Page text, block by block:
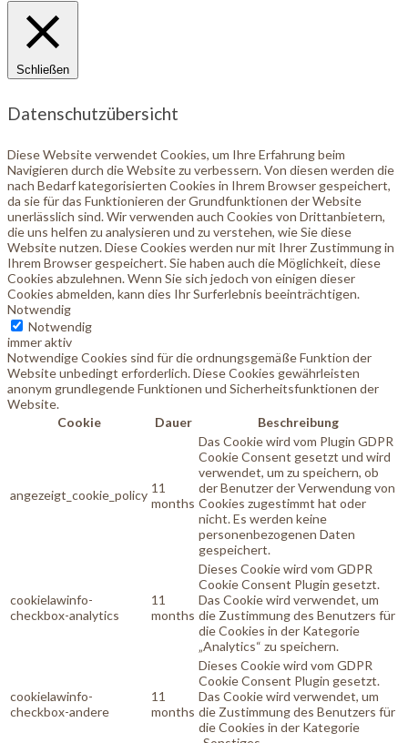
Schließen
Datenschutzübersicht
Diese Website verwendet Cookies, um Ihre Erfahrung beim
Navigieren durch die Website zu verbessern. Von diesen werden die
nach Bedarf kategorisierten Cookies in Ihrem Browser gespeichert,
da sie für das Funktionieren der Grundfunktionen der Website
unerlässlich sind. Wir verwenden auch Cookies von Drittanbietern,
die uns helfen zu analysieren und zu verstehen, wie Sie diese
Website nutzen. Diese Cookies werden nur mit Ihrer Zustimmung in
Ihrem Browser gespeichert. Sie haben auch die Möglichkeit, diese
Cookies abzulehnen. Wenn Sie sich jedoch von einigen dieser
Cookies abmelden, kann dies Ihr Surferlebnis beeinträchtigen.
Notwendig
Notwendig
immer aktiv
Notwendige Cookies sind für die ordnungsgemäße Funktion der
Website unbedingt erforderlich. Diese Cookies gewährleisten
anonym grundlegende Funktionen und Sicherheitsfunktionen der
Website.
Cookie
Dauer Beschreibung
angezeigt_cookie_policy 11
months
Das Cookie wird vom Plugin GDPR
Cookie Consent gesetzt und wird
verwendet, um zu speichern, ob
der Benutzer der Verwendung von
Cookies zugestimmt hat oder
nicht. Es werden keine
personenbezogenen Daten
gespeichert.
cookielawinfo-
checkbox-analytics
11
months
Dieses Cookie wird vom GDPR
Cookie Consent Plugin gesetzt.
Das Cookie wird verwendet, um
die Zustimmung des Benutzers für
die Cookies in der Kategorie
„Analytics“ zu speichern.
cookielawinfo-
checkbox-andere
11
months
Dieses Cookie wird vom GDPR
Cookie Consent Plugin gesetzt.
Das Cookie wird verwendet, um
die Zustimmung des Benutzers für
die Cookies in der Kategorie